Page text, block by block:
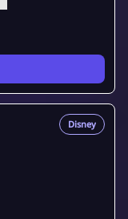
Disney